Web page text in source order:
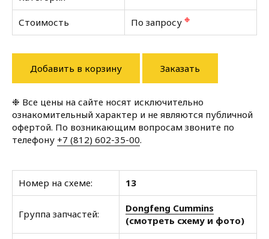
Стоимость По запросу ❉
Добавить в корзину Заказать
❉ Все цены на сайте носят исключительно
ознакомительный характер и не являются публичной
офертой. По возникающим вопросам звоните по
телефону +7 (812) 602-35-00.
Номер на схеме: 13
Группа запчастей:
Dongfeng Cummins
(смотреть схему и фото)